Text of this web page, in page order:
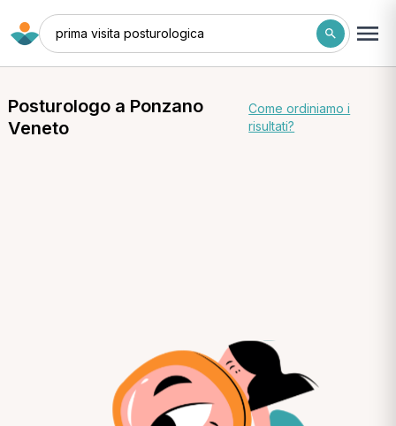
prima visita posturologica
Posturologo a Ponzano
Veneto
Come ordiniamo i
risultati?